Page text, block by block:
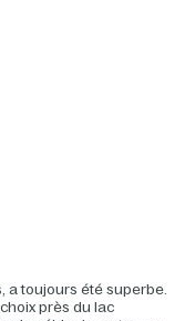
a toujours été superbe.
près du lac